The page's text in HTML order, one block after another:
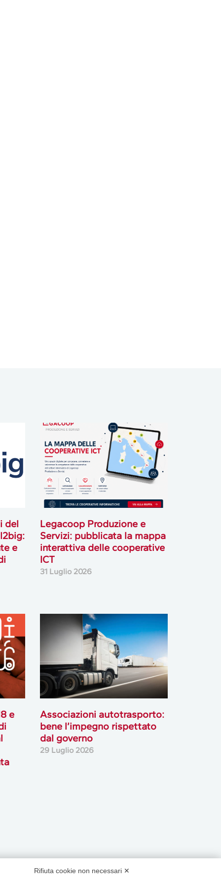
del
e
Legacoop Produzione e
Servizi: pubblicata la mappa
interattiva delle cooperative
ICT
31 Luglio 2026
e
Associazioni autotrasporto:
bene l’impegno rispettato
dal governo
29 Luglio 2026
Rifiuta cookie non necessari ✕